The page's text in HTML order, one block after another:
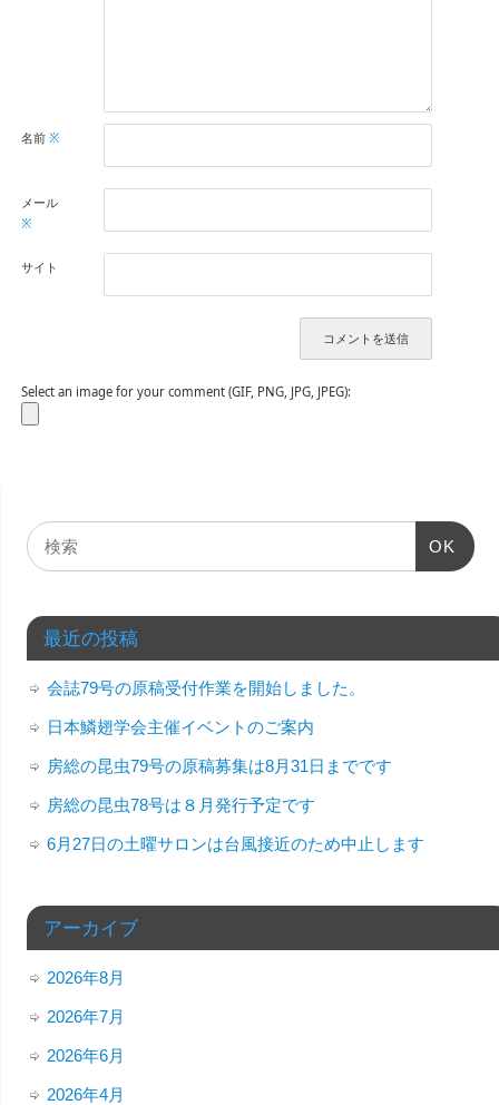
名前 ※
メール
※
サイト
Select an image for your comment (GIF, PNG, JPG, JPEG):
OK
最近の投稿
会誌79号の原稿受付作業を開始しました。
日本鱗翅学会主催イベントのご案内
房総の昆虫79号の原稿募集は8月31日までです
房総の昆虫78号は８月発行予定です
6月27日の土曜サロンは台風接近のため中止します
アーカイブ
2026年8月
2026年7月
2026年6月
2026年4月